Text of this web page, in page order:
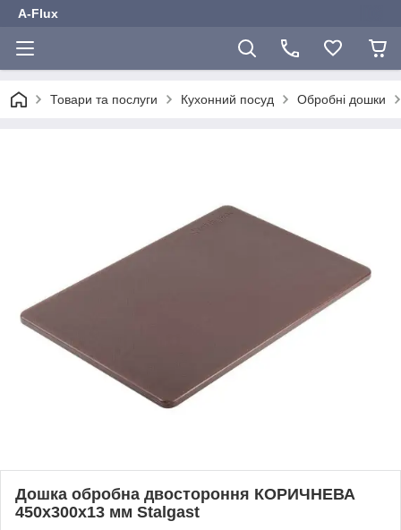
A-Flux
Товари та послуги Кухонний посуд Обробні дошки
Дошка обробна двостороння КОРИЧНЕВА
450х300х13 мм Stalgast